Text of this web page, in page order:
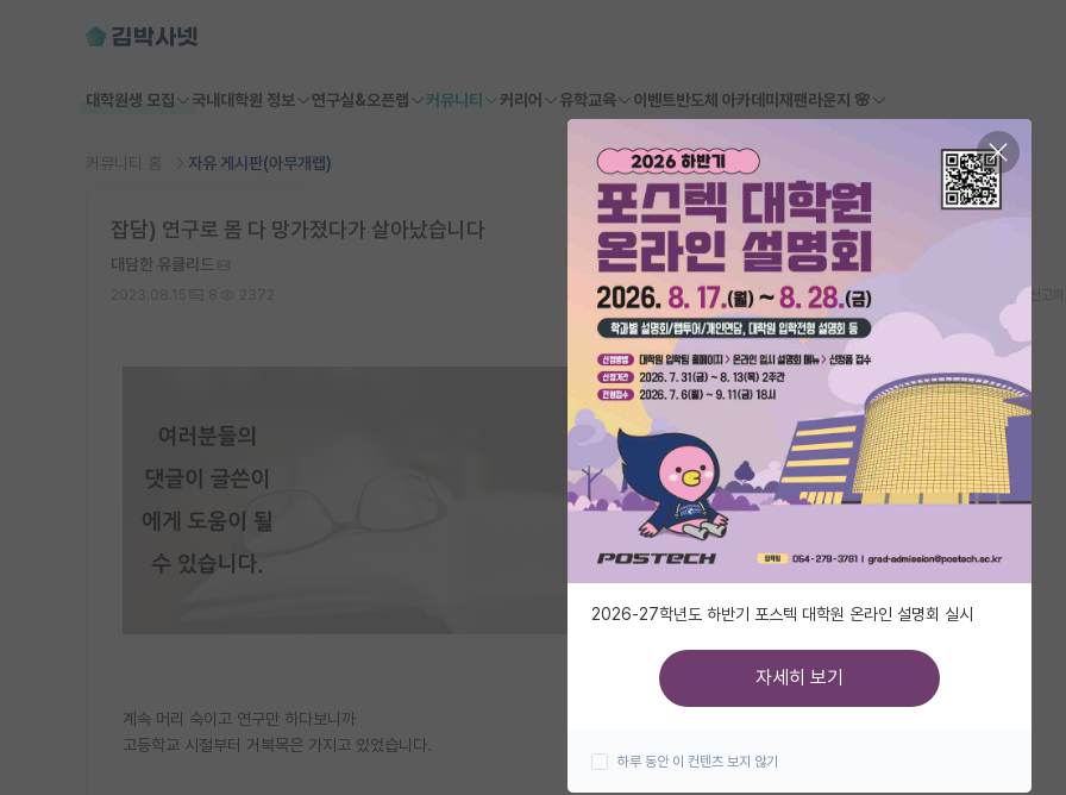
대학원생 모집 국내대학원 정보 연구실&오픈랩 커뮤니티 커리어 유학교육 이벤트반도체 아카데미 재팬라운지 🌸
커뮤니티 홈 자유 게시판(아무개랩)
잡담) 연구로 몸 다 망가졌다가 살아났습니다
대담한 유클리드
계속 머리 숙이고 연구만 하다보니까
고등학교 시절부터 거북목은 가지고 있었습니다.
2026-27학년도 하반기 포스텍 대학원 온라인 설명회 실시
자세히 보기
하루 동안 이 컨텐츠 보지 않기